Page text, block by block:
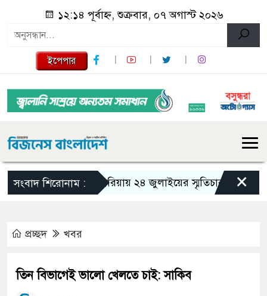
১২:১৪ পূর্বাহ্ন, শুক্রবার, ০৭ অগাস্ট ২০২৬
ইপেপার
সংবাদ শিরোনাম :গজারিয়ায় ২৪ জুলাইয়ের স্মৃতিচারণ: গুমের×
প্রচ্ছদ খবর
তিন বিভাগেই ভালো খেলতে চাই: সাকিব